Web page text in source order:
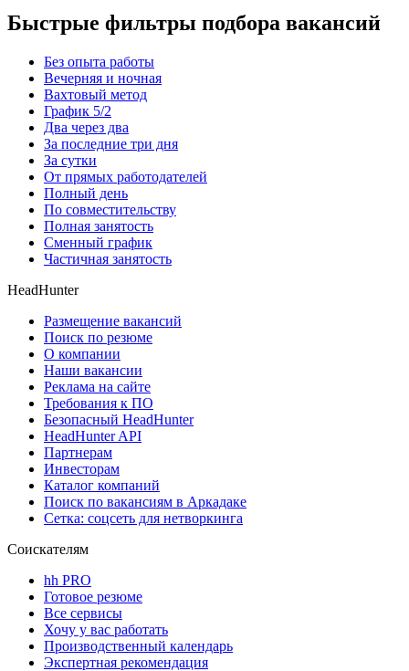
Быстрые фильтры подбора вакансий
Без опыта работы
Вечерняя и ночная
Вахтовый метод
График 5/2
Два через два
За последние три дня
За сутки
От прямых работодателей
Полный день
По совместительству
Полная занятость
Сменный график
Частичная занятость
HeadHunter
Размещение вакансий
Поиск по резюме
О компании
Наши вакансии
Реклама на сайте
Требования к ПО
Безопасный HeadHunter
HeadHunter API
Партнерам
Инвесторам
Каталог компаний
Поиск по вакансиям в Аркадаке
Сетка: соцсеть для нетворкинга
Соискателям
hh PRO
Готовое резюме
Все сервисы
Хочу у вас работать
Производственный календарь
Экспертная рекомендация